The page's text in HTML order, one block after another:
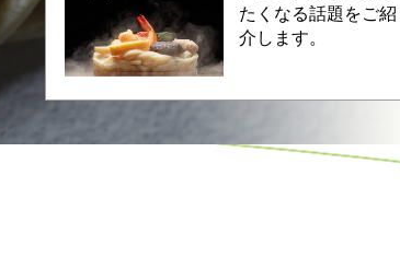
たくなる話題をご紹
介します。